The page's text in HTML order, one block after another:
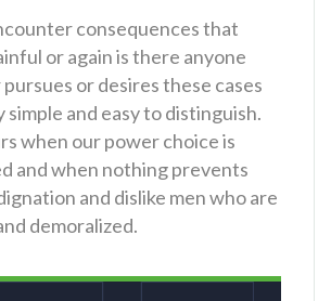
consequences that
or again is there anyone
or desires these cases
and easy to distinguish.
when our power choice is
and when nothing prevents
and dislike men who are
demoralized.